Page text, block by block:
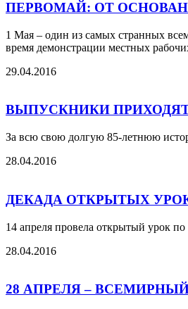
ПЕРВОМАЙ: ОТ
1 Мая – один из самых странных
время демонстрации местных
29.04.2016
ВЫПУСКНИКИ
За всю свою долгую 85-летнюю
28.04.2016
ДЕКАДА ОТКРЫТЫХ
14 апреля провела открытый урок
28.04.2016
28 АПРЕЛЯ –